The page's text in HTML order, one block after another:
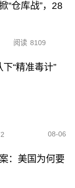
“仓库战”，28
阅读 8109
“精准毒计”
08-06
：美国为何要